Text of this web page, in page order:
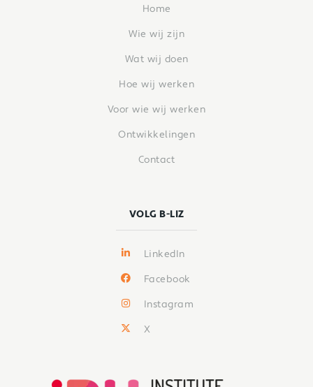
Home
Wie wij zijn
Wat wij doen
Hoe wij werken
Voor wie wij werken
Ontwikkelingen
Contact
VOLG B-LIZ
LinkedIn
Facebook
Instagram
X